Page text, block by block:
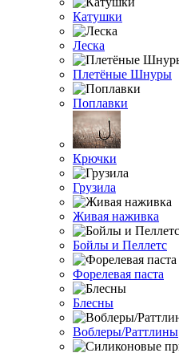
Катушки
Леска
Плетёные Шнуры
Поплавки
Крючки
Грузила
Живая наживка
Бойлы и Пеллетс
Форелевая паста
Блесны
Воблеры/Раттлины